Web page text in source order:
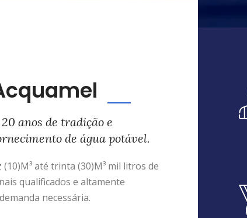
anos de tradição e
de água potável.
até trinta (30)M³ mil litros de
qualificados e altamente
necessária.